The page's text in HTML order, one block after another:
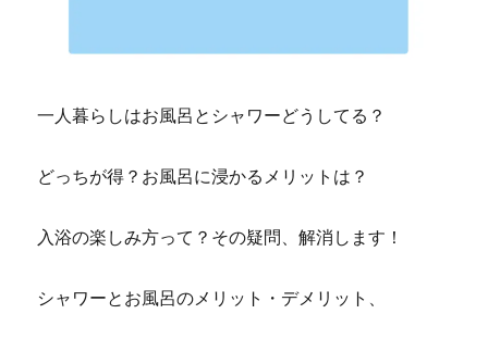
一人暮らしはお風呂とシャワーどうしてる？
どっちが得？お風呂に浸かるメリットは？
入浴の楽しみ方って？その疑問、解消します！
シャワーとお風呂のメリット・デメリット、